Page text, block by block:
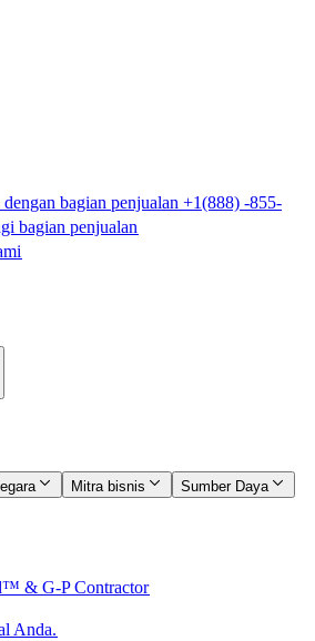
bagian penjualan +1(888) -855-
bagian penjualan​​
Mitra bisnis​​
Sumber Daya​​
& G-P Contractor​​
Anda.​​